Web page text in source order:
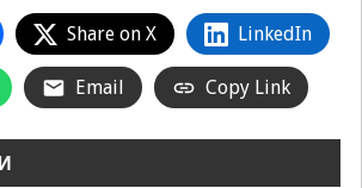
Share on X LinkedIn
Email Copy Link